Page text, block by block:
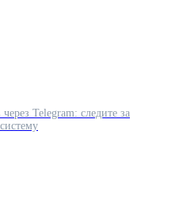
Telegram: следите за